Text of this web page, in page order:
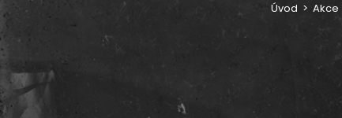
Úvod > Akce